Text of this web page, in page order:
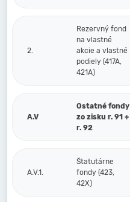
2.
Rezervný fond
na vlastné
akcie a vlastné
podiely (417A,
421A)
A.V
Ostatné fondy
zo zisku r. 91 +
r. 92
A.V.1.
Štatutárne
fondy (423,
42X)